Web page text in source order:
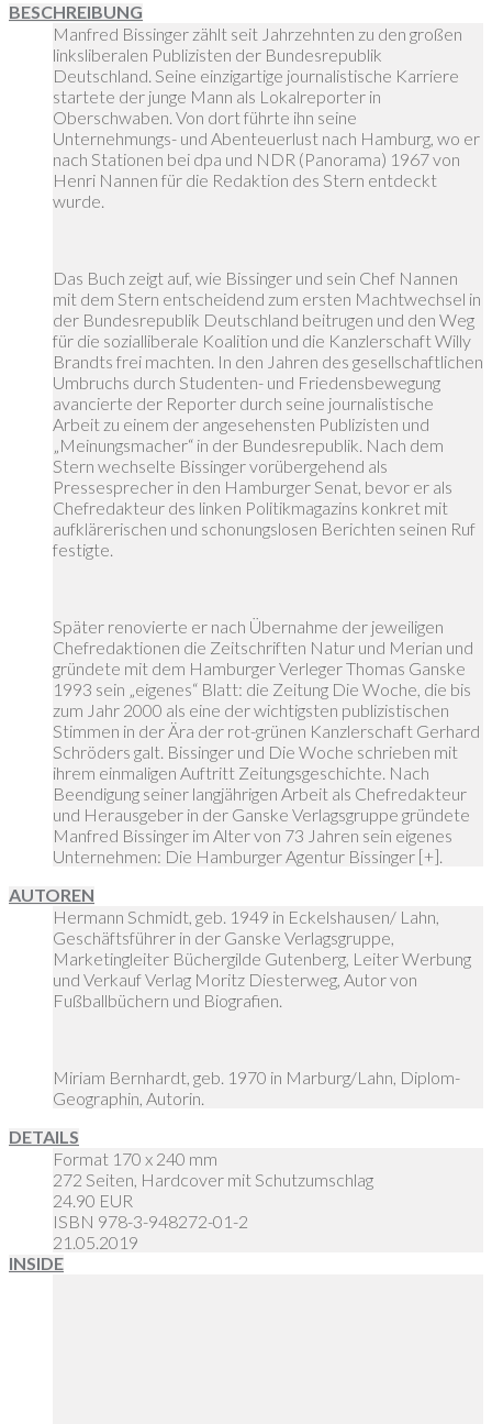
BESCHREIBUNG
Manfred Bissinger zählt seit Jahrzehnten zu den großen
linksliberalen Publizisten der Bundesrepublik
Deutschland. Seine einzigartige journalistische Karriere
startete der junge Mann als Lokalreporter in
Oberschwaben. Von dort führte ihn seine
Unternehmungs- und Abenteuerlust nach Hamburg, wo er
nach Stationen bei dpa und NDR (Panorama) 1967 von
Henri Nannen für die Redaktion des Stern entdeckt
wurde.
Das Buch zeigt auf, wie Bissinger und sein Chef Nannen
mit dem Stern entscheidend zum ersten Machtwechsel in
der Bundesrepublik Deutschland beitrugen und den Weg
für die sozialliberale Koalition und die Kanzlerschaft Willy
Brandts frei machten. In den Jahren des gesellschaftlichen
Umbruchs durch Studenten- und Friedensbewegung
avancierte der Reporter durch seine journalistische
Arbeit zu einem der angesehensten Publizisten und
„Meinungsmacher“ in der Bundesrepublik. Nach dem
Stern wechselte Bissinger vorübergehend als
Pressesprecher in den Hamburger Senat, bevor er als
Chefredakteur des linken Politikmagazins konkret mit
aufklärerischen und schonungslosen Berichten seinen Ruf
festigte.
Später renovierte er nach Übernahme der jeweiligen
Chefredaktionen die Zeitschriften Natur und Merian und
gründete mit dem Hamburger Verleger Thomas Ganske
1993 sein „eigenes“ Blatt: die Zeitung Die Woche, die bis
zum Jahr 2000 als eine der wichtigsten publizistischen
Stimmen in der Ära der rot-grünen Kanzlerschaft Gerhard
Schröders galt. Bissinger und Die Woche schrieben mit
ihrem einmaligen Auftritt Zeitungsgeschichte. Nach
Beendigung seiner langjährigen Arbeit als Chefredakteur
und Herausgeber in der Ganske Verlagsgruppe gründete
Manfred Bissinger im Alter von 73 Jahren sein eigenes
Unternehmen: Die Hamburger Agentur Bissinger [+].
AUTOREN
Hermann Schmidt, geb. 1949 in Eckelshausen/ Lahn,
Geschäftsführer in der Ganske Verlagsgruppe,
Marketingleiter Büchergilde Gutenberg, Leiter Werbung
und Verkauf Verlag Moritz Diesterweg, Autor von
Fußballbüchern und Biografien.
Miriam Bernhardt, geb. 1970 in Marburg/Lahn, Diplom-
Geographin, Autorin.
DETAILS
Format 170 x 240 mm
272 Seiten, Hardcover mit Schutzumschlag
24.90 EUR
ISBN 978-3-948272-01-2
21.05.2019
INSIDE